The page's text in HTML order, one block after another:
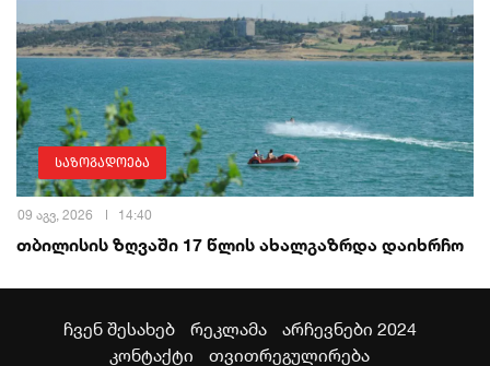
საზოგადოება
09 აგვ, 2026 14:40
თბილისის ზღვაში 17 წლის ახალგაზრდა დაიხრჩო
ჩვენ შესახებ რეკლამა
არჩევნები 2024
კონტაქტი
თვითრეგულირება